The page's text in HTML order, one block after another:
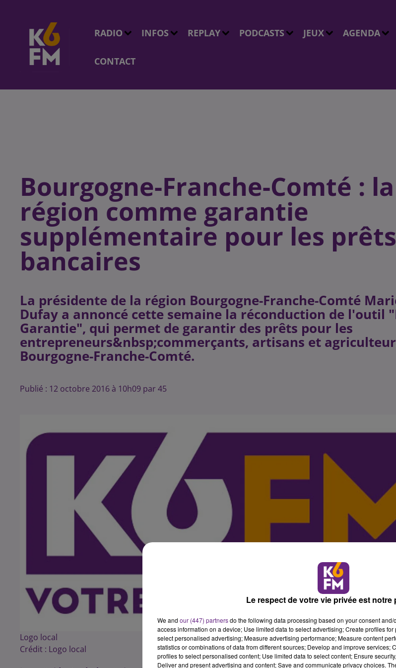
RADIO INFOS REPLAY PODCASTS JEUX AGENDA
CONTACT
Bourgogne-Franche-Comté : la
région comme garantie
supplémentaire pour les prêts
bancaires
La présidente de la région Bourgogne-Franche-Comté
Dufay a annoncé cette semaine la réconduction de l'outil
Garantie", qui permet de garantir des prêts pour les
entrepreneurs&nbsp;commerçants, artisans et
Publié : 12 octobre 2016 à 10h09 par 45
Logo local
Crédit : Logo local
Le respect de votre vie privée est notre
We and our (447) partnersdo the following data processing based on your consent
access information on a device; Use limited data to select advertising; Create profiles
select personalised advertising; Measure advertising performance; Measure content
statistics or combinations of data from different sources; Develop and improve services;
profiles to select personalised content; Use limited data to select content; Ensure
Deliver and present advertising and content; Save and communicate privacy choices.